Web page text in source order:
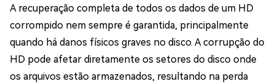
A recuperação completa de todos os dados de um HD
corrompido nem sempre é garantida, principalmente
quando há danos físicos graves no disco. A corrupção do
HD pode afetar diretamente os setores do disco onde
os arquivos estão armazenados, resultando na perda